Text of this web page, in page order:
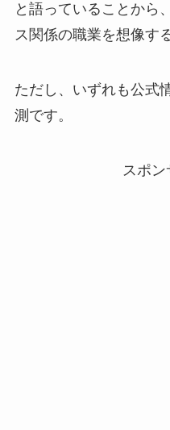
と語っていることから
ス関係の職業を想像す
ただし、いずれも公式
測です。
スポ